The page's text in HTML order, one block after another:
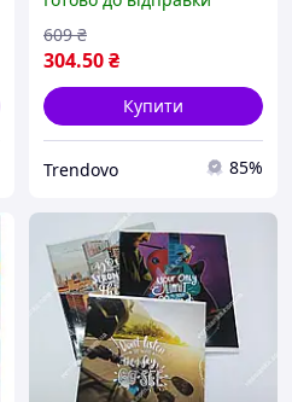
повнокольорова
обкладинка 170 г/м2
304.50₴
609 ₴
Купити
Trendovo 85%